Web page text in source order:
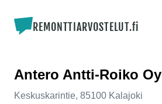
REMONTTIARVOSTELUT.fi
Antero Antti-Roiko Oy
Keskuskarintie, 85100 Kalajoki